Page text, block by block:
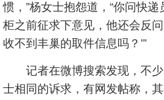
惯，”杨女士抱怨道，“你问快
柜之前征求下意见，他还会反
收不到丰巢的取件信息吗？’”
记者在微博搜索发现，不少
士相同的诉求，有网发帖称，